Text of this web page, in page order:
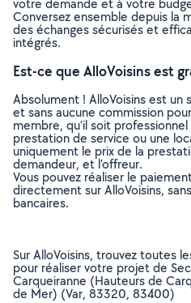
votre demande et à votre
Conversez ensemble depuis la
des échanges sécurisés et
intégrés.
Est-ce que AlloVoisins est
Absolument ! AlloVoisins est
et sans aucune commission
membre, qu’il soit
prestation de service ou une
uniquement le prix de la
demandeur, et l’offreur.
Vous pouvez réaliser le
directement sur AlloVoisins,
bancaires.
Sur AlloVoisins, trouvez toutes
pour réaliser votre projet de
Carqueiranne (Hauteurs de
de Mer) (Var, 83320, 83400)